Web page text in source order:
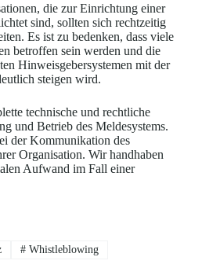
die zur Einrichtung einer
sind, sollten sich rechtzeitig
Es ist zu bedenken, dass viele
betroffen sein werden und die
Hinweisgebersystemen mit der
steigen wird.
technische und rechtliche
und Betrieb des Meldesystems.
der Kommunikation des
Organisation. Wir handhaben
Aufwand im Fall einer
#Whistleblowing